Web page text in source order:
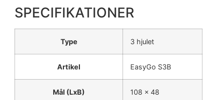
SPECIFIKATIONER
Type 3 hjulet
Artikel EasyGo S3B
Mål (LxB) 108 x 48